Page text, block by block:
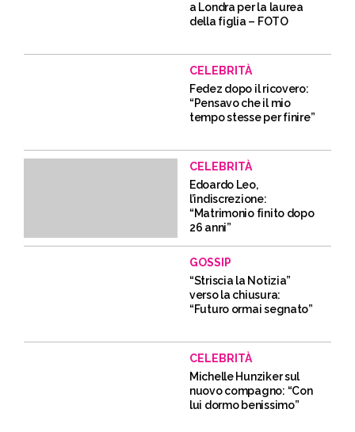
a Londra per la laurea
della figlia – FOTO
CELEBRITÀ
Fedez dopo il ricovero:
“Pensavo che il mio
tempo stesse per finire”
CELEBRITÀ
Edoardo Leo,
l’indiscrezione:
“Matrimonio finito dopo
26 anni”
GOSSIP
“Striscia la Notizia”
verso la chiusura:
“Futuro ormai segnato”
CELEBRITÀ
Michelle Hunziker sul
nuovo compagno: “Con
lui dormo benissimo”